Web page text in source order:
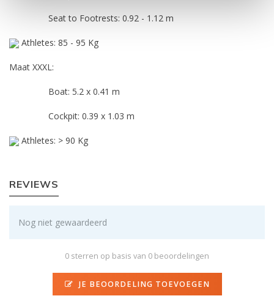
Seat to Footrests: 0.92 - 1.12 m
Athletes: 85 - 95 Kg
Maat XXXL:
Boat: 5.2 x 0.41 m
Cockpit: 0.39 x 1.03 m
Athletes: > 90 Kg
REVIEWS
Nog niet gewaardeerd
0 sterren op basis van 0 beoordelingen
JE BEOORDELING TOEVOEGEN